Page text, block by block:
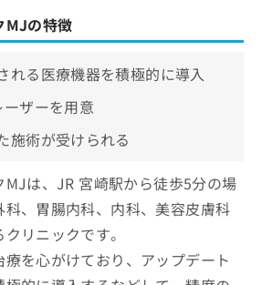
MJの特徴
れる医療機器を積極的に導入
ザーを用意
施術が受けられる
は、JR 宮崎駅から徒歩5分の場
、胃腸内科、内科、美容皮膚科
リニックです。
を心がけており、アップデート